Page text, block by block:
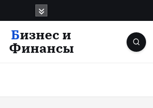
Бизнес и
Финансы